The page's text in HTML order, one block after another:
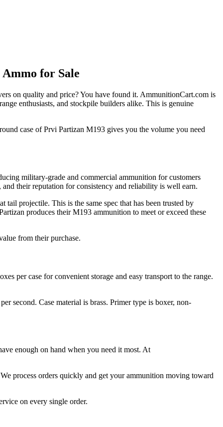
for Sale
on quality and price? You have found it. AmmunitionCart.com is
enthusiasts, and stockpile builders alike. This is genuine
case of Prvi Partizan M193 gives you the volume you need
military-grade and commercial ammunition for customers
their reputation for consistency and reliability is well earn.
projectile. This is the same spec that has been trusted by
produces their M193 ammunition to meet or exceed these
from their purchase.
per case for convenient storage and easy transport to the range.
second. Case material is brass. Primer type is boxer, non-
enough on hand when you need it most. At
process orders quickly and get your ammunition moving toward
on every single order.